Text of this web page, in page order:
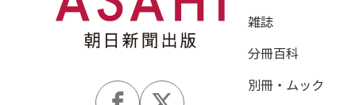
雑誌
分冊百科
別冊・ムック